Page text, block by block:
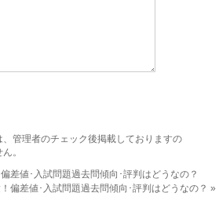
管理者のチェック後掲載しておりますの
。
差値･入試問題過去問傾向･評判はどうなの？
偏差値･入試問題過去問傾向･評判はどうなの？ »